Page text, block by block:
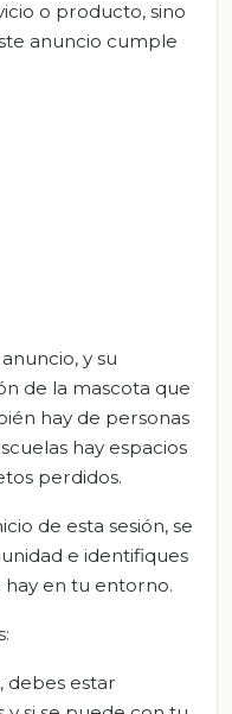
o producto, sino
anuncio cumple
y su
de la mascota que
hay de personas
hay espacios
perdidos.
de esta sesión, se
e identifiques
hay en tu entorno.
debes estar